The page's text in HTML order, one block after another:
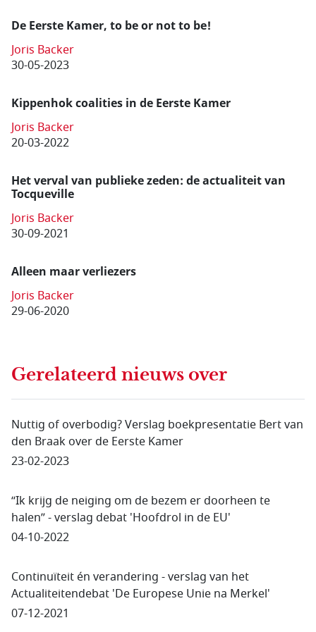
De Eerste Kamer, to be or not to be!
Joris Backer
30-05-2023
Kippenhok coalities in de Eerste Kamer
Joris Backer
20-03-2022
Het verval van publieke zeden: de actualiteit van
Tocqueville
Joris Backer
30-09-2021
Alleen maar verliezers
Joris Backer
29-06-2020
Gerelateerd nieuws over
Nuttig of overbodig? Verslag boekpresentatie Bert van
den Braak over de Eerste Kamer
23-02-2023
“Ik krijg de neiging om de bezem er doorheen te
halen” - verslag debat 'Hoofdrol in de EU'
04-10-2022
Continuïteit én verandering - verslag van het
Actualiteitendebat 'De Europese Unie na Merkel'
07-12-2021